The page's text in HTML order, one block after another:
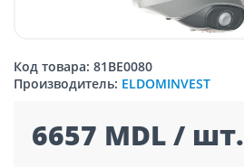
Код товара: 81BE0080
Производитель: ELDOMINVEST
6657 MDL / шт.